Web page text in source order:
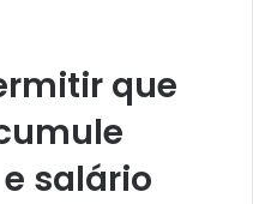
que
salário